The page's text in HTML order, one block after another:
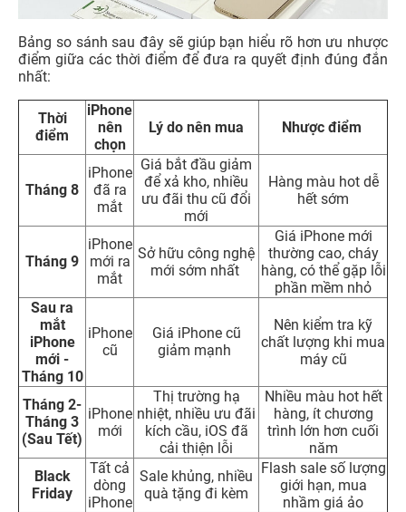
Bảng so sánh sau đây sẽ giúp bạn hiểu rõ hơn ưu nhược
điểm giữa các thời điểm để đưa ra quyết định đúng đắn
nhất:
Thời
điểm
iPhone
nên
chọn
Lý do nên mua Nhược điểm
Tháng 8
iPhone
đã ra
mắt
Giá bắt đầu giảm
để xả kho, nhiều
ưu đãi thu cũ đổi
mới
Hàng màu hot dễ
hết sớm
Tháng 9
iPhone
mới ra
mắt
Sở hữu công nghệ
mới sớm nhất
Giá iPhone mới
thường cao, cháy
hàng, có thể gặp lỗi
phần mềm nhỏ
Sau ra
mắt
iPhone
mới -
Tháng 10
iPhone
cũ
Giá iPhone cũ
giảm mạnh
Nên kiểm tra kỹ
chất lượng khi mua
máy cũ
Tháng 2-
Tháng 3
(Sau Tết)
iPhone
mới
Thị trường hạ
nhiệt, nhiều ưu đãi
kích cầu, iOS đã
cải thiện lỗi
Nhiều màu hot hết
hàng, ít chương
trình lớn hơn cuối
năm
Black
Friday
Tất cả
dòng
iPhone
Sale khủng, nhiều
quà tặng đi kèm
Flash sale số lượng
giới hạn, mua
nhầm giá ảo